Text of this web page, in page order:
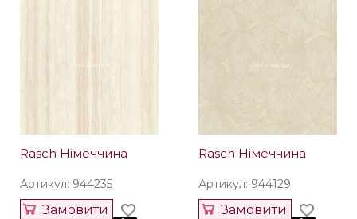
Rasch Німеччина
Артикул: 944235
Замовити
Rasch Німеччина
Артикул: 944129
Замовити